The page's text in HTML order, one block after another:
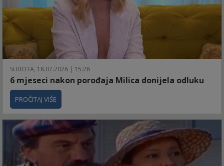
SUBOTA, 18.07.2026 | 15:26
6 mjeseci nakon porođaja Milica donijela odluku
PROČITAJ VIŠE